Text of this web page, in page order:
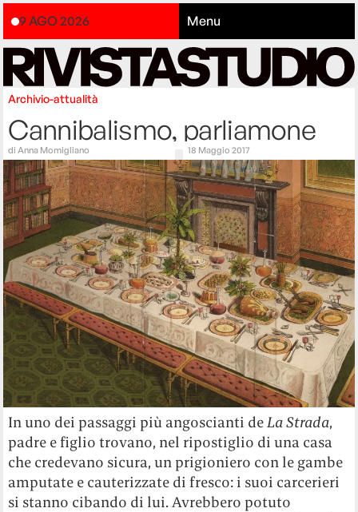
9 AGO 2026 Menu
Archivio-attualità
Cannibalismo, parliamone
diAnna Momigliano 18 Maggio 2017
In uno dei passaggi più angoscianti deLaStrada,
padre e figlio trovano, nel ripostiglio di una casa
che credevano sicura, un prigioniero con le gambe
amputate e cauterizzate di fresco: i suoi carcerieri
si stanno cibando di lui. Avrebbero potuto